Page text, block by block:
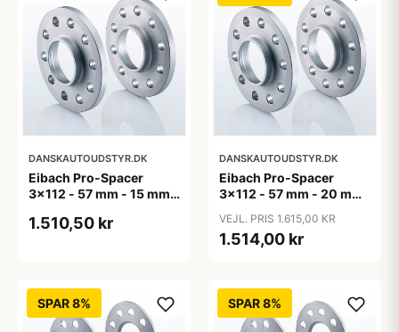
DANSKAUTOUDSTYR.DK
Eibach Pro-Spacer
3x112 - 57 mm - 15 mm
1.510,50 kr
DANSKAUTOUDSTYR.DK
Eibach Pro-Spacer
3x112 - 57 mm - 20 mm
VEJL. PRIS 1.615,00 KR
1.514,00 kr
SPAR 8% SPAR 8%